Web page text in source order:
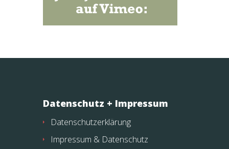
Datenschutz + Impressum
Datenschutzerklärung
Impressum & Datenschutz